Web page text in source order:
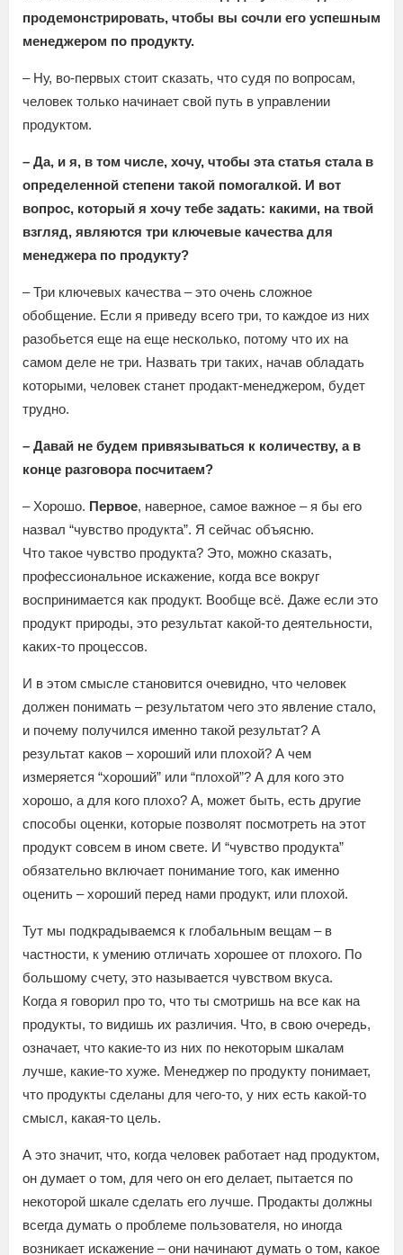
продемонстрировать, чтобы вы сочли его успешным
менеджером по продукту.
– Ну, во-первых стоит сказать, что судя по вопросам,
человек только начинает свой путь в управлении
продуктом.
– Да, и я, в том числе, хочу, чтобы эта статья стала в
определенной степени такой помогалкой. И вот
вопрос, который я хочу тебе задать: какими, на твой
взгляд, являются три ключевые качества для
менеджера по продукту?
– Три ключевых качества – это очень сложное
обобщение. Если я приведу всего три, то каждое из них
разобьется еще на еще несколько, потому что их на
самом деле не три. Назвать три таких, начав обладать
которыми, человек станет продакт-менеджером, будет
трудно.
– Давай не будем привязываться к количеству, а в
конце разговора посчитаем?
– Хорошо. Первое, наверное, самое важное – я бы его
назвал “чувство продукта”. Я сейчас объясню.
Что такое чувство продукта? Это, можно сказать,
профессиональное искажение, когда все вокруг
воспринимается как продукт. Вообще всё. Даже если это
продукт природы, это результат какой-то деятельности,
каких-то процессов.
И в этом смысле становится очевидно, что человек
должен понимать – результатом чего это явление стало,
и почему получился именно такой результат? А
результат каков – хороший или плохой? А чем
измеряется “хороший” или “плохой”? А для кого это
хорошо, а для кого плохо? А, может быть, есть другие
способы оценки, которые позволят посмотреть на этот
продукт совсем в ином свете. И “чувство продукта”
обязательно включает понимание того, как именно
оценить – хороший перед нами продукт, или плохой.
Тут мы подкрадываемся к глобальным вещам – в
частности, к умению отличать хорошее от плохого. По
большому счету, это называется чувством вкуса.
Когда я говорил про то, что ты смотришь на все как на
продукты, то видишь их различия. Что, в свою очередь,
означает, что какие-то из них по некоторым шкалам
лучше, какие-то хуже. Менеджер по продукту понимает,
что продукты сделаны для чего-то, у них есть какой-то
смысл, какая-то цель.
А это значит, что, когда человек работает над продуктом,
он думает о том, для чего он его делает, пытается по
некоторой шкале сделать его лучше. Продакты должны
всегда думать о проблеме пользователя, но иногда
возникает искажение – они начинают думать о том, какое